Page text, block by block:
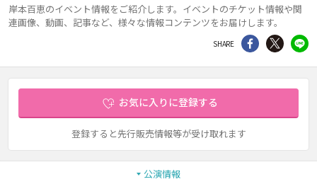
岸本百恵のイベント情報をご紹介します。イベントのチケット情報や関
連画像、動画、記事など、様々な情報コンテンツをお届けします。
SHARE シェア Twitter
お気に入りに登録する
登録すると先行販売情報等が受け取れます
公演情報